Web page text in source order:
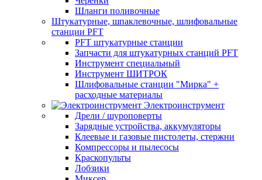
Шланги поливочные
Штукатурные, шпаклевочные, шлифовальные
станции PFT
PFT штукатурные станции
Запчасти для штукатурных станций PFT
Инструмент специальный
Инструмент ШИТРОК
Шлифовальные станции "Мирка" +
расходные материалы
Электроинструмент
Дрели / шуроповерты
Зарядные устройства, аккумуляторы
Клеевые и газовые пистолеты, стержни
Компрессоры и пылесосы
Краскопульты
Лобзики